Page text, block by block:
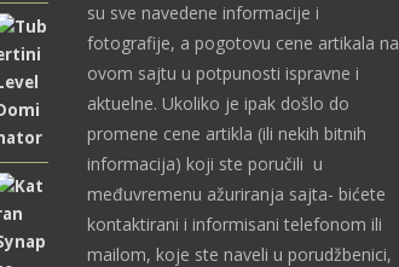
su sve navedene informacije i
fotografije, a pogotovu cene artikala na
ovom sajtu u potpunosti ispravne i
aktuelne. Ukoliko je ipak došlo do
promene cene artikla (ili nekih bitnih
informacija) koji ste poručili u
međuvremenu ažuriranja sajta- bićete
kontaktirani i informisani telefonom ili
mailom, koje ste naveli u porudžbenici,